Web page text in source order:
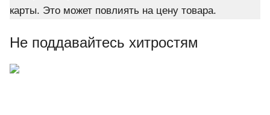
карты. Это может повлиять на цену товара.
Не поддавайтесь хитростям